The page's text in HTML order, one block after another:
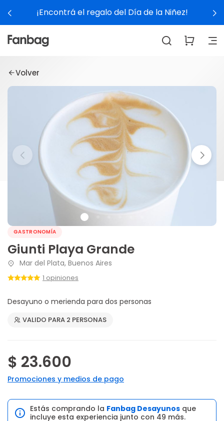
¡Encontrá el regalo del Día de la Niñez!
Volver
GASTRONOMÍA
Giunti Playa Grande
Mar del Plata, Buenos Aires
1 opiniones
Desayuno o merienda para dos personas
VALIDO PARA 2 PERSONAS
$ 23.600
Promociones y medios de pago
Estás comprando la Fanbag Desayunos que
incluye esta experiencia junto con 49 más.